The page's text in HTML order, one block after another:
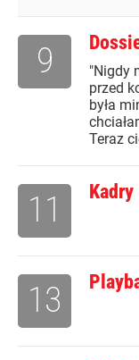
"Nigdy
przed
była
Teraz
9
Kadry
11
13